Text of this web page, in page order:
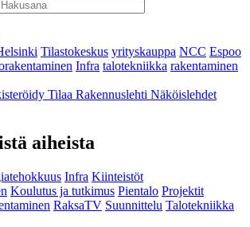
Tilastokeskus yrityskauppa NCC Espoo
Infra talotekniikka rakentaminen
Tilaa Rakennuslehti Näköislehdet
aiheista
Infra Kiinteistöt
Koulutus ja tutkimus Pientalo Projektit
RaksaTV Suunnittelu Talotekniikka